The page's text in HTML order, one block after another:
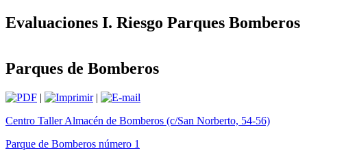
Evaluaciones I. Riesgo Parques Bomberos
Parques de Bomberos
|
|
Centro Taller Almacén de Bomberos (c/San Norberto, 54-56)
Parque de Bomberos número 1